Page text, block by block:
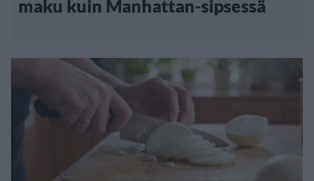
maku kuin Manhattan-sipsessä